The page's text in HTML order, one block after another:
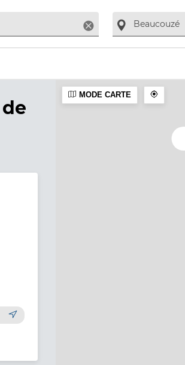
Supprimer
de
MODE CARTE